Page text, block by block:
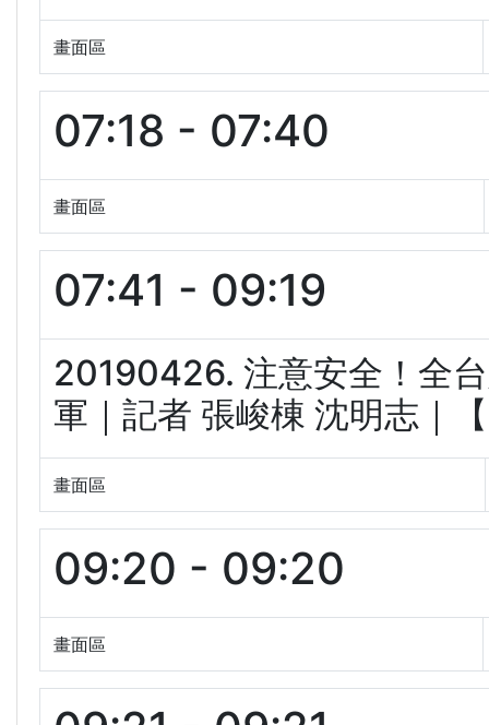
畫面區
07:18 - 07:40
畫面區
07:41 - 09:19
20190426. 注意安全！全
軍｜記者 張峻棟 沈明志｜
畫面區
09:20 - 09:20
畫面區